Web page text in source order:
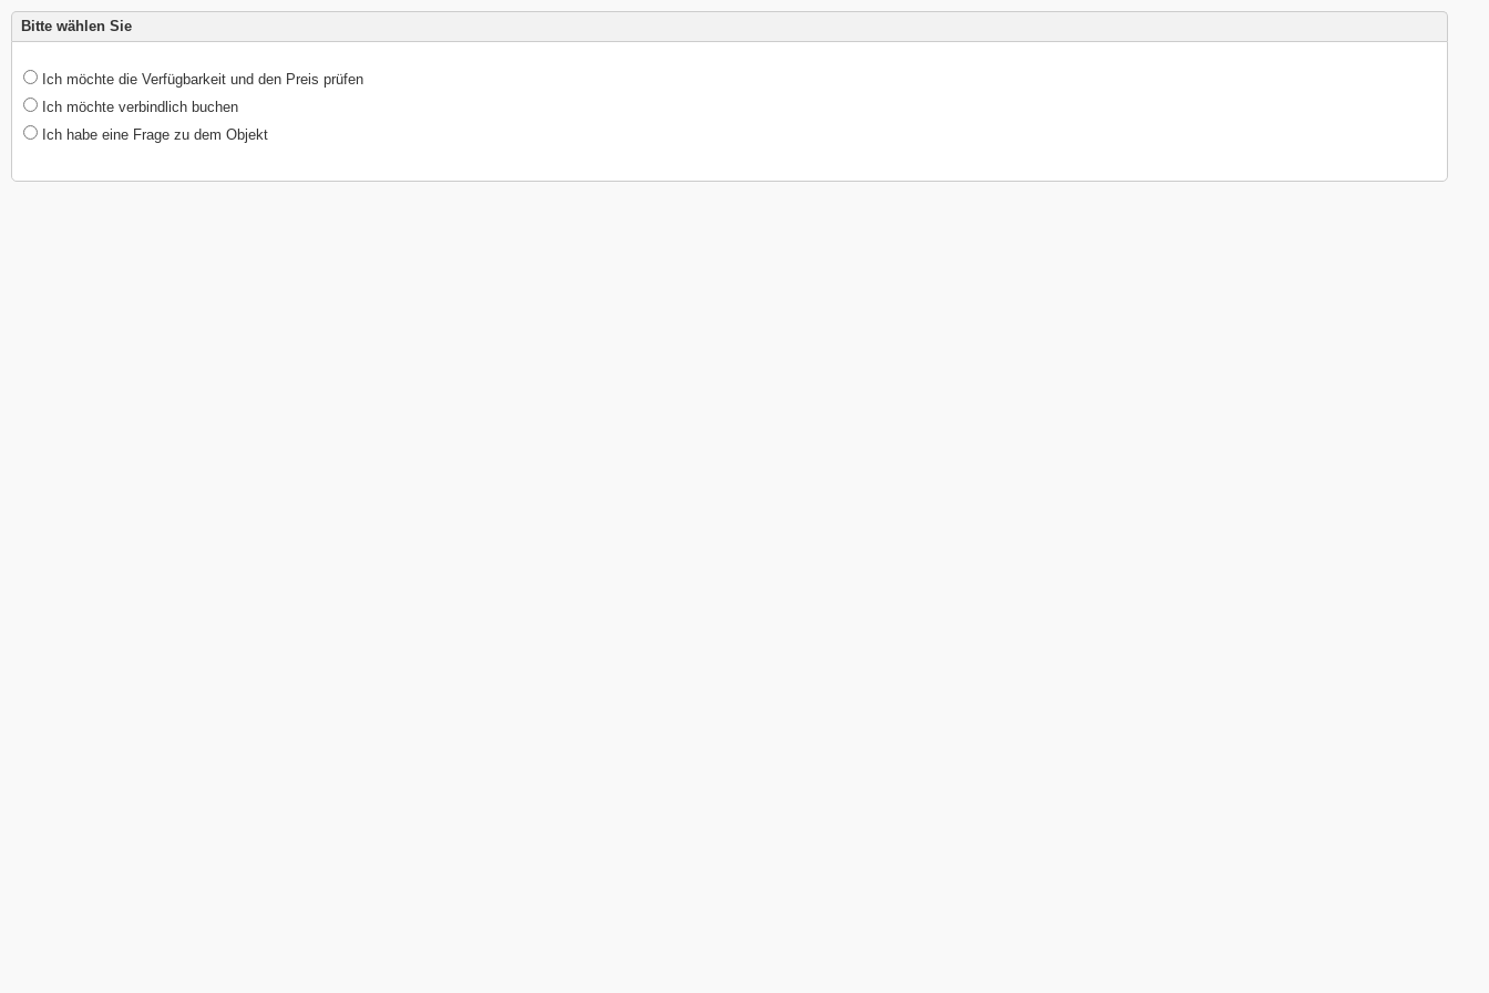
Bitte wählen Sie
Ich möchte die Verfügbarkeit und den Preis prüfen
Ich möchte verbindlich buchen
Ich habe eine Frage zu dem Objekt